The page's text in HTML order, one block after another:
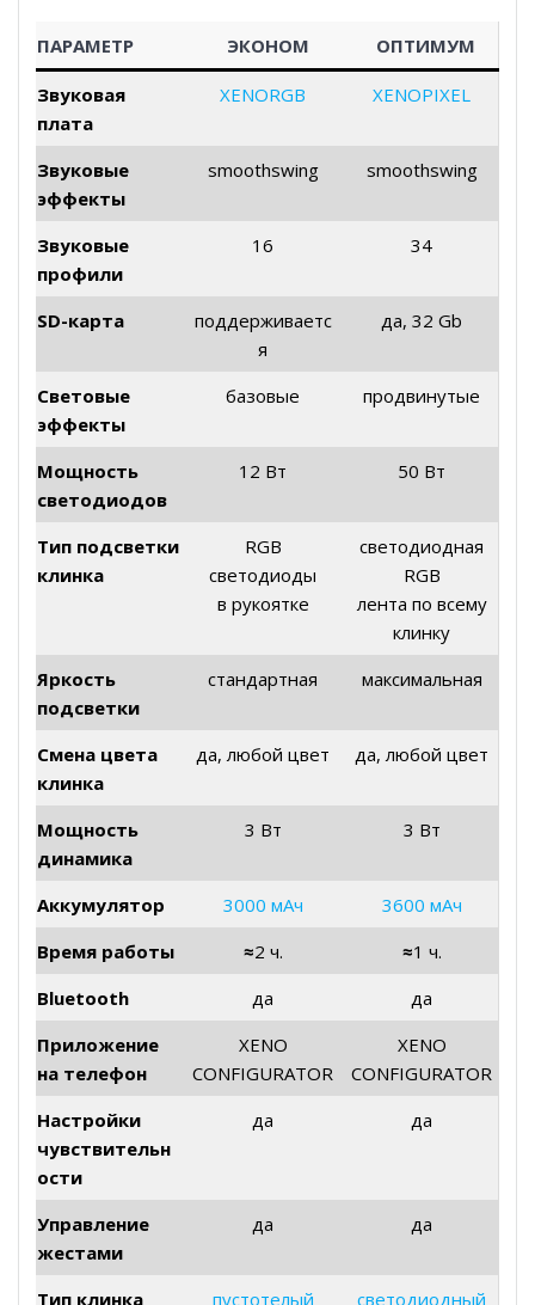
ПАРАМЕТР ЭКОНОМ ОПТИМУМ
Звуковая
плата
XENORGB XENOPIXEL
Звуковые
эффекты
smoothswing smoothswing
Звуковые
профили
16 34
SD-карта
поддерживаетс
я
да, 32 Gb
Световые
эффекты
базовые продвинутые
Мощность
светодиодов
12 Вт 50 Вт
Тип подсветки
клинка
RGB
светодиоды
в рукоятке
светодиодная
RGB
лента по всему
клинку
Яркость
подсветки
стандартная максимальная
Смена цвета
клинка
да, любой цвет да, любой цвет
Мощность
динамика
3 Вт 3 Вт
Аккумулятор 3000 мАч
3600 мАч
Время работы
≈2 ч. ≈1 ч.
Bluetooth
да
да
Приложение
на телефон
XENO
CONFIGURATOR
XENO
CONFIGURATOR
Настройки
чувствительн
ости
да да
Управление
жестами
да да
Тип клинка пустотелый светодиодный